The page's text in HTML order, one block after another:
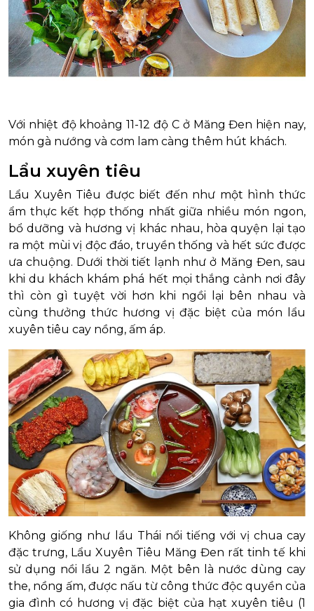
Với nhiệt độ khoảng 11-12 độ C ở Măng Đen hiện nay,
món gà nướng và cơm lam càng thêm hút khách.
Lẩu xuyên tiêu
Lẩu Xuyên Tiêu được biết đến như một hình thức
ẩm thực kết hợp thống nhất giữa nhiều món ngon,
bổ dưỡng và hương vị khác nhau, hòa quyện lại tạo
ra một mùi vị độc đáo, truyền thống và hết sức được
ưa chuộng. Dưới thời tiết lạnh như ở Măng Đen, sau
khi du khách khám phá hết mọi thắng cảnh nơi đây
thì còn gì tuyệt vời hơn khi ngồi lại bên nhau và
cùng thưởng thức hương vị đặc biệt của món lẩu
xuyên tiêu cay nồng, ấm áp.
Không giống như lẩu Thái nổi tiếng với vị chua cay
đặc trưng, Lẩu Xuyên Tiêu Măng Đen rất tinh tế khi
sử dụng nồi lẩu 2 ngăn. Một bên là nước dùng cay
the, nồng ấm, được nấu từ công thức độc quyền của
gia đình có hương vị đặc biệt của hạt xuyên tiêu (1